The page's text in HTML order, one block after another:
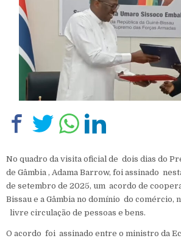
No quadro da visita oficial de dois dias do
de Gâmbia , Adama Barrow, foi assinado
de setembro de 2025, um acordo de
Bissau e a Gâmbia no domínio do comércio,
livre circulação de pessoas e bens.
‎O acordo foi assinado entre o ministro da